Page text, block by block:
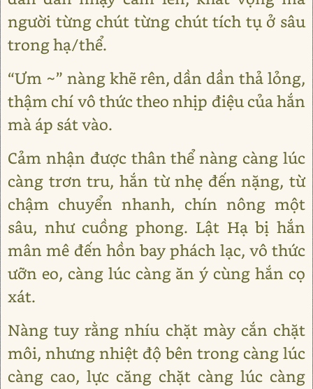
người từng chút từng chút tích tụ ở sâu
trong hạ/thể.
“Ưm ~” nàng khẽ rên, dần dần thả lỏng,
thậm chí vô thức theo nhịp điệu của hắn
mà áp sát vào.
Cảm nhận được thân thể nàng càng lúc
càng trơn tru, hắn từ nhẹ đến nặng, từ
chậm chuyển nhanh, chín nông một
sâu, như cuồng phong. Lật Hạ bị hắn
mân mê đến hồn bay phách lạc, vô thức
ưỡn eo, càng lúc càng ăn ý cùng hắn cọ
xát.
Nàng tuy rằng nhíu chặt mày cắn chặt
môi, nhưng nhiệt độ bên trong càng lúc
càng cao, lực căng chặt càng lúc càng